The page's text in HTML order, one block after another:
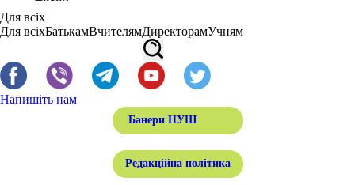
Для всіх
Для всіхБатькамВчителямДиректорамУчням
Напишіть нам
Банери НУШ
Редакційна політика